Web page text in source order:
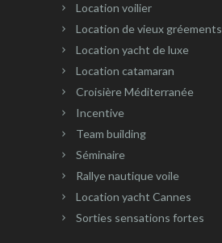
Location voilier
Location de vieux gréements
Location yacht de luxe
Location catamaran
Croisière Méditerranée
Incentive
Team building
Séminaire
Rallye nautique voile
Location yacht Cannes
Sorties sensations fortes